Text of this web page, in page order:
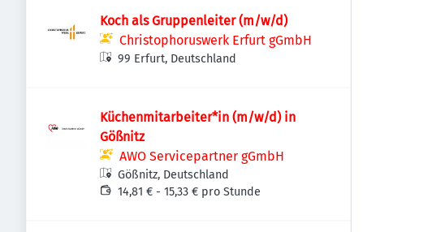
Koch als Grup­pen­leiter (m/w/d)
Christophoruswerk Erfurt gGmbH
99 Erfurt, Deutschland
Küchenmitarbeiter*in (m/w/d) in
Gößnitz
AWO Servicepartner gGmbH
Gößnitz, Deutschland
14,81 € - 15,33 € pro Stunde